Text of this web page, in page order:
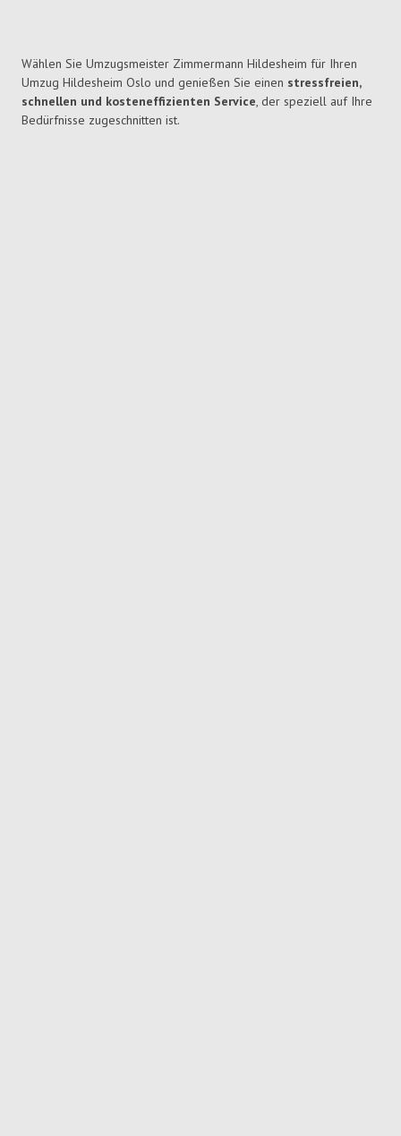
Wählen Sie Umzugsmeister Zimmermann Hildesheim für Ihren
Umzug Hildesheim Oslo und genießen Sie einen stressfreien,
schnellen und kosteneffizienten Service, der speziell auf Ihre
Bedürfnisse zugeschnitten ist.